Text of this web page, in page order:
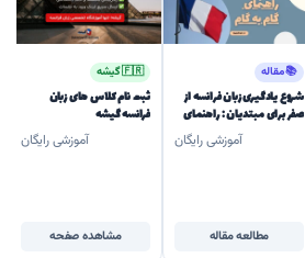
📚 مقاله
شروع یادگیری زبان فرانسه از
صفر برای مبتدیان : راهنمای
آموزشی رایگان
مطالعه مقاله
🇫🇷 گیشه
ثبت نام کلاس های زبان
فرانسه گیشه
آموزشی رایگان
مشاهده صفحه